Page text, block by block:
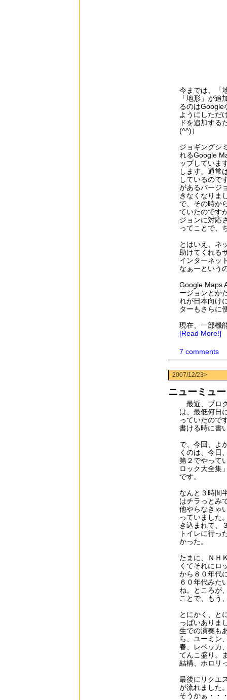
今までは、「
「地形」が
るのはGoogle
ようにしただ
ドを追加する
(^^)）
ジョギングシ
れるGoogle
ップしていま
します。通常
しているので
があるバージ
きなくなりま
で、その時か
ていたのです
ジョンに対応
ってことで、
とはいえ、ネ
助けてくれる
インターネッ
なぁーという
Google Maps
ージョンとか
れが日本向け
ターもさらに
現在、一部機
[Read More!]
7 comments
2007/12/23>
ニューミュ
最近、ブロ
は、最低何日
っていたので
書ける時に書
で、今回、よ
くのは、今日
第２でやって
ロック大全集
です。
なんと３時間
はチラっとみ
他やらなきゃ
っていました
き込まれて、
トイレに行っ
かった。
たまに、ＮＨ
くてそれにロ
から８０年代
６０年代みた
ね。ところが
ことで、もう
とにかく、と
っぱいありま
生での演奏も
ら、ユーミン
春、レベッカ
てんこ盛り。
結構、ホロリ
最後にリクエ
が流れました
そうかぁ・・